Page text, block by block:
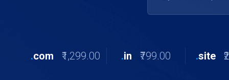
.com ₹1,299.00 .in ₹799.00 .site